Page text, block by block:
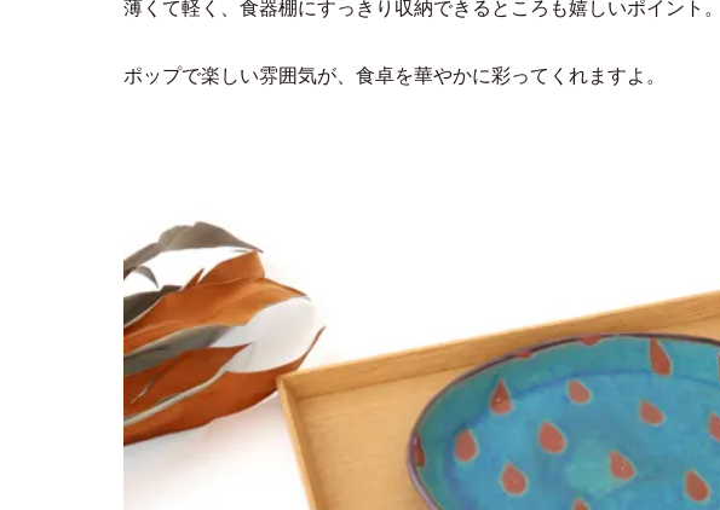
薄くて軽く、食器棚にすっきり収納できるところも嬉しいポイント。
ポップで楽しい雰囲気が、食卓を華やかに彩ってくれますよ。